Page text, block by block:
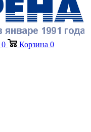
0 Корзина 0